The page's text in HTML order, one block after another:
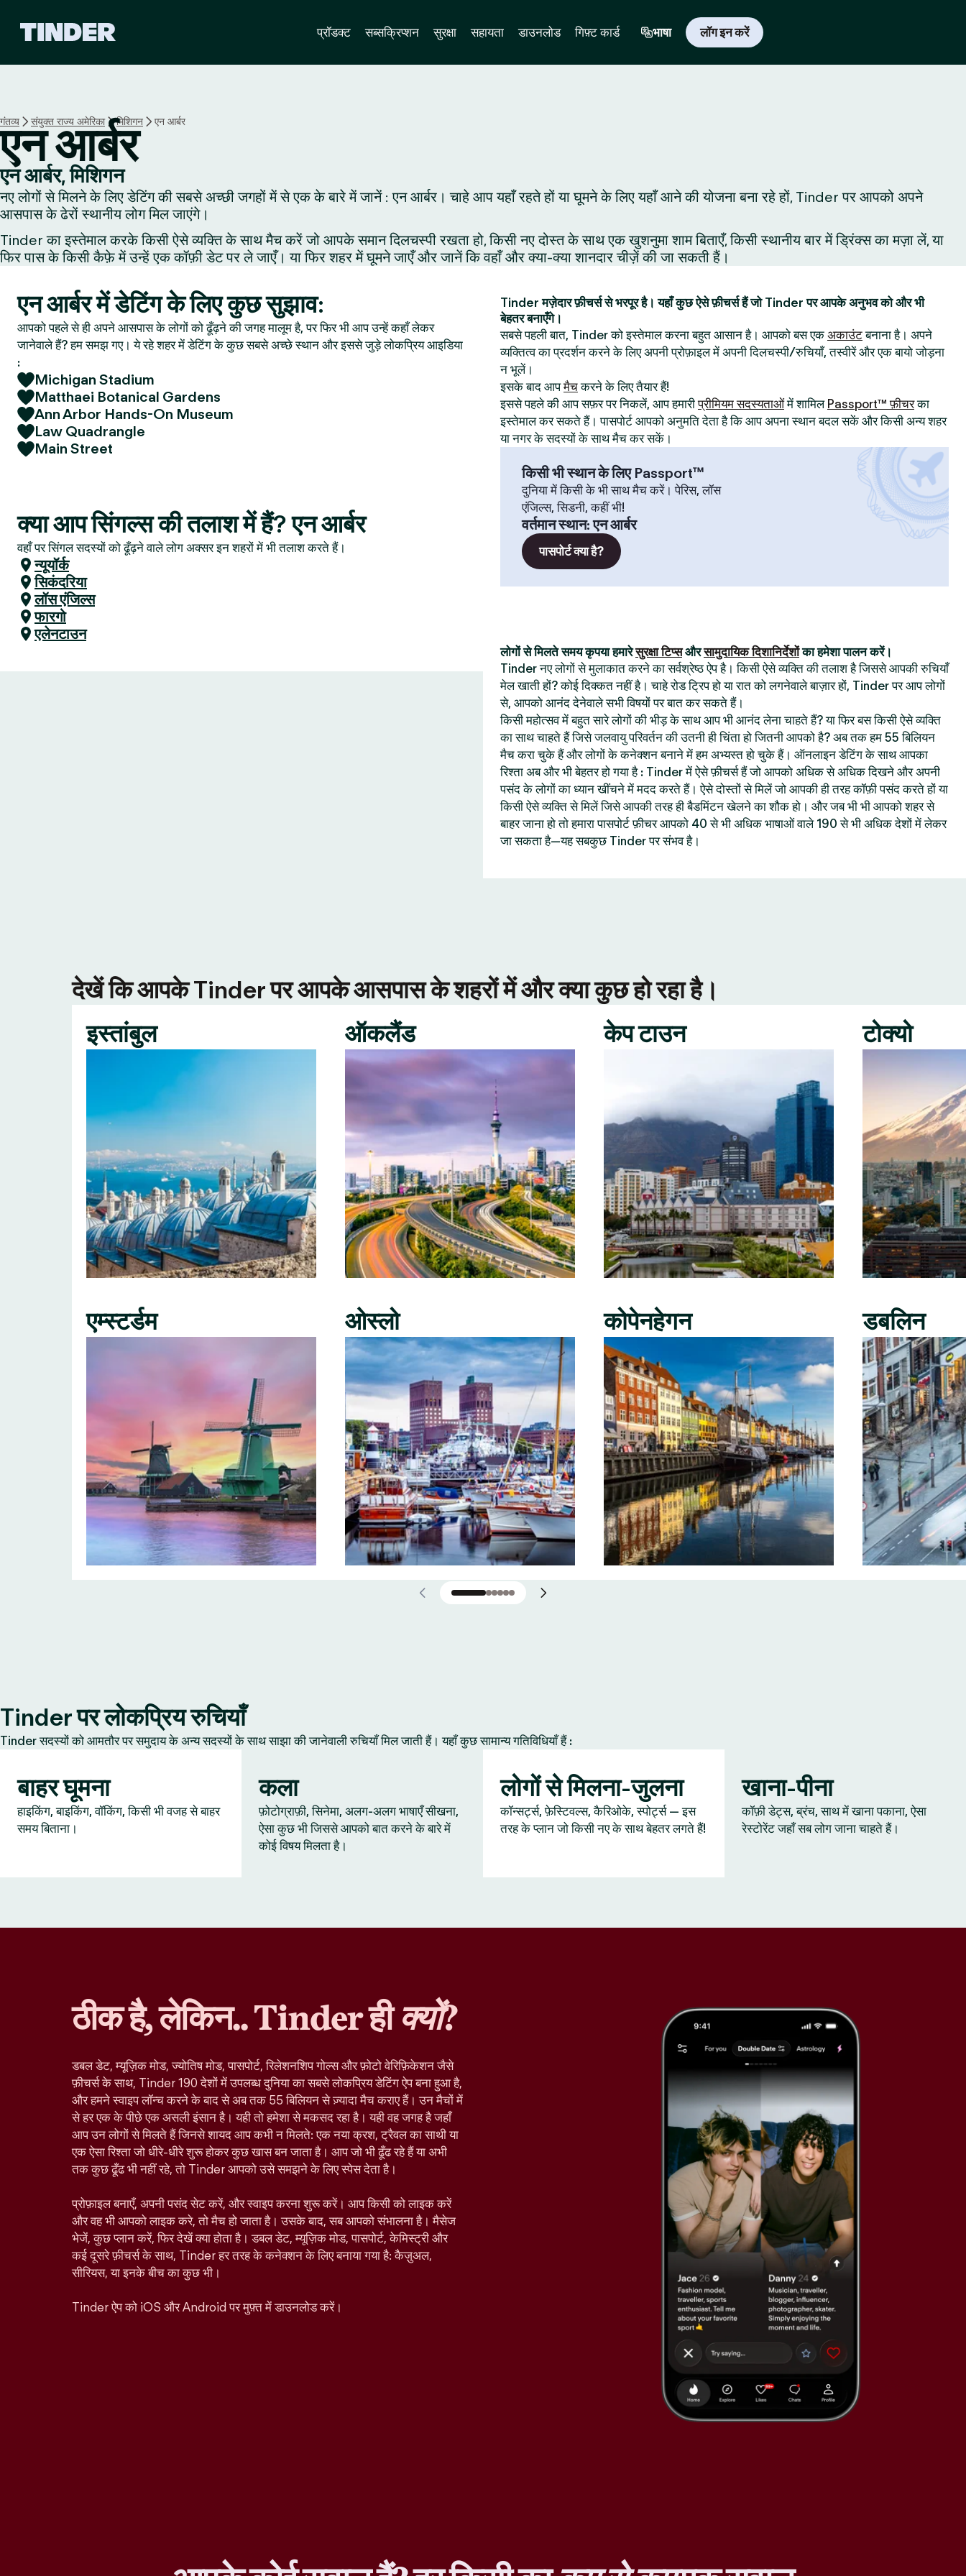
हो
म
प्रॉडक्ट सब्सक्रिप्शन सुरक्षा सहायता डाउनलोड गिफ़्ट कार्ड भाषा लॉग इन करें
गंतव्य संयुक्त राज्य अमेरिका मिशिगन एन आर्बर
एन आर्बर
एन आर्बर, मिशिगन
नए लोगों से मिलने के लिए डेटिंग की सबसे अच्छी जगहों में से एक के बारे में जानें : एन आर्बर। चाहे आप यहाँ रहते हों या घूमने के लिए यहाँ आने की योजना बना रहे हों, Tinder पर आपको अपने
आसपास के ढेरों स्थानीय लोग मिल जाएंगे।
Tinder का इस्तेमाल करके किसी ऐसे व्यक्ति के साथ मैच करें जो आपके समान दिलचस्पी रखता हो, किसी नए दोस्त के साथ एक खुशनुमा शाम बिताएँ, किसी स्थानीय बार में ड्रिंक्स का मज़ा लें, या
फिर पास के किसी कैफ़े में उन्हें एक कॉफ़ी डेट पर ले जाएँ। या फिर शहर में घूमने जाएँ और जानें कि वहाँ और क्या-क्या शानदार चीज़ें की जा सकती हैं।
एन आर्बर में डेटिंग के लिए कुछ सुझाव:
आपको पहले से ही अपने आसपास के लोगों को ढूँढ़ने की जगह मालूम है, पर फिर भी आप उन्हें कहाँ लेकर
जानेवाले हैं? हम समझ गए। ये रहे शहर में डेटिंग के कुछ सबसे अच्छे स्थान और इससे जुड़े लोकप्रिय आइडिया
:
Michigan Stadium
Matthaei Botanical Gardens
Ann Arbor Hands-On Museum
Law Quadrangle
Main Street
क्या आप सिंगल्स की तलाश में हैं? एन आर्बर
वहाँ पर सिंगल सदस्यों को ढूँढ़ने वाले लोग अक्सर इन शहरों में भी तलाश करते हैं।
न्यूयॉर्क
सिकंदरिया
लॉस एंजिल्स
फारगो
एलेनटाउन
Tinder मज़ेदार फ़ीचर्स से भरपूर है। यहाँ कुछ ऐसे फ़ीचर्स हैं जो Tinder पर आपके अनुभव को और भी
बेहतर बनाएँगे।
सबसे पहली बात, Tinder को इस्तेमाल करना बहुत आसान है। आपको बस एक अकाउंटबनाना है। अपने
व्यक्तित्व का प्रदर्शन करने के लिए अपनी प्रोफ़ाइल में अपनी दिलचस्पी/रुचियाँ, तस्वीरें और एक बायो जोड़ना
न भूलें।
इसके बाद आपमैचकरने के लिए तैयार हैं!
इससे पहले की आप सफ़र पर निकलें, आप हमारीप्रीमियम सदस्यताओंमें शामिल Passport™ फ़ीचरका
इस्तेमाल कर सकते हैं। पासपोर्ट आपको अनुमति देता है कि आप अपना स्थान बदल सकें और किसी अन्य शहर
या नगर के सदस्यों के साथ मैच कर सकें।
किसी भी स्थान के लिए Passport™
दुनिया में किसी के भी साथ मैच करें। पेरिस, लॉस
एंजिल्स, सिडनी, कहीं भी!
वर्तमान स्थान:एन आर्बर
पासपोर्ट क्या है?
लोगों से मिलते समय कृपया हमारेसुरक्षा टिप्सऔरसामुदायिक दिशानिर्देशोंका हमेशा पालन करें।
Tinder नए लोगों से मुलाकात करने का सर्वश्रेष्ठ ऐप है। किसी ऐसे व्यक्ति की तलाश है जिससे आपकी रुचियाँ
मेल खाती हों? कोई दिक्कत नहीं है। चाहे रोड ट्रिप हो या रात को लगनेवाले बाज़ार हों, Tinder पर आप लोगों
से, आपको आनंद देनेवाले सभी विषयों पर बात कर सकते हैं।
किसी महोत्सव में बहुत सारे लोगों की भीड़ के साथ आप भी आनंद लेना चाहते हैं? या फिर बस किसी ऐसे व्यक्ति
का साथ चाहते हैं जिसे जलवायु परिवर्तन की उतनी ही चिंता हो जितनी आपको है? अब तक हम 55 बिलियन
मैच करा चुके हैं और लोगों के कनेक्शन बनाने में हम अभ्यस्त हो चुके हैं। ऑनलाइन डेटिंग के साथ आपका
रिश्ता अब और भी बेहतर हो गया है : Tinder में ऐसे फ़ीचर्स हैं जो आपको अधिक से अधिक दिखने और अपनी
पसंद के लोगों का ध्यान खींचने में मदद करते हैं। ऐसे दोस्तों से मिलें जो आपकी ही तरह कॉफ़ी पसंद करते हों या
किसी ऐसे व्यक्ति से मिलें जिसे आपकी तरह ही बैडमिंटन खेलने का शौक हो। और जब भी भी आपको शहर से
बाहर जाना हो तो हमारा पासपोर्ट फ़ीचर आपको 40 से भी अधिक भाषाओं वाले 190 से भी अधिक देशों में लेकर
जा सकता है—यह सबकुछ Tinder पर संभव है।
देखें कि आपके Tinder पर आपके आसपास के शहरों में और क्या कुछ हो रहा है।
इस्तांबुल
एम्स्टर्डम
ऑकलैंड
ओस्लो
केप टाउन
कोपेनहेगन
टोक्यो
डबलिन
Tinder पर लोकप्रिय रुचियाँ
Tinder सदस्यों को आमतौर पर समुदाय के अन्य सदस्यों के साथ साझा की जानेवाली रुचियाँ मिल जाती हैं। यहाँ कुछ सामान्य गतिविधियाँ हैं :
बाहर घूमना
हाइकिंग, बाइकिंग, वॉकिंग, किसी भी वजह से बाहर
समय बिताना।
कला
फ़ोटोग्राफ़ी, सिनेमा, अलग-अलग भाषाएँ सीखना,
ऐसा कुछ भी जिससे आपको बात करने के बारे में
कोई विषय मिलता है।
लोगों से मिलना-जुलना
कॉन्सर्ट्स, फ़ेस्टिवल्स, कैरिओके, स्पोर्ट्स — इस
तरह के प्लान जो किसी नए के साथ बेहतर लगते हैं!
खाना-पीना
कॉफ़ी डेट्स, ब्रंच, साथ में खाना पकाना, ऐसा
रेस्टोरेंट जहाँ सब लोग जाना चाहते हैं।
ठीक है, लेकिन.. Tinder हीक्यों?
डबल डेट, म्यूज़िक मोड, ज्योतिष मोड, पासपोर्ट, रिलेशनशिप गोल्स और फ़ोटो वेरिफ़िकेशन जैसे
फ़ीचर्स के साथ, Tinder 190 देशों में उपलब्ध दुनिया का सबसे लोकप्रिय डेटिंग ऐप बना हुआ है,
और हमने स्वाइप लॉन्च करने के बाद से अब तक 55 बिलियन से ज़्यादा मैच कराए हैं। उन मैचों में
से हर एक के पीछे एक असली इंसान है। यही तो हमेशा से मकसद रहा है। यही वह जगह है जहाँ
आप उन लोगों से मिलते हैं जिनसे शायद आप कभी न मिलते: एक नया क्रश, ट्रैवल का साथी या
एक ऐसा रिश्ता जो धीरे-धीरे शुरू होकर कुछ खास बन जाता है। आप जो भी ढूँढ रहे हैं या अभी
तक कुछ ढूँढ भी नहीं रहे, तो Tinder आपको उसे समझने के लिए स्पेस देता है।
प्रोफ़ाइल बनाएँ, अपनी पसंद सेट करें, और स्वाइप करना शुरू करें। आप किसी को लाइक करें
और वह भी आपको लाइक करे, तो मैच हो जाता है। उसके बाद, सब आपको संभालना है। मैसेज
भेजें, कुछ प्लान करें, फिर देखें क्या होता है। डबल डेट, म्यूज़िक मोड, पासपोर्ट, केमिस्ट्री और
कई दूसरे फ़ीचर्स के साथ, Tinder हर तरह के कनेक्शन के लिए बनाया गया है: कैज़ुअल,
सीरियस, या इनके बीच का कुछ भी।
Tinder ऐप को iOS और Android पर मुफ़्त में डाउनलोड करें।